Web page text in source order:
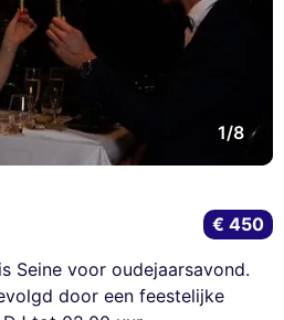
1/8
Seine voor oudejaarsavond.
door een feestelijke
€ 450